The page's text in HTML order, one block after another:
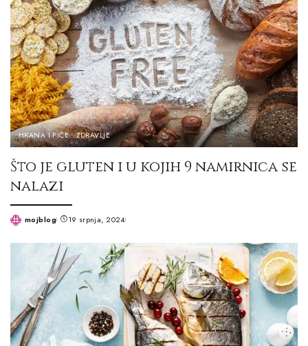
HRANA I PIĆE ZDRAVLJE
Što je gluten i u kojih 9 namirnica se
nalazi
Postedmojblog 19 srpnja, 2024